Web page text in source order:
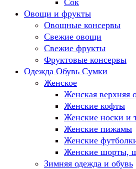
Сок
Овощи и фрукты
Овощные консервы
Свежие овощи
Свежие фрукты
Фруктовые консервы
Одежда Обувь Сумки
Женское
Женская верхняя
Женские кофты
Женские носки и
Женские пижамы
Женские
Женские шорты,
Зимняя одежда и обувь